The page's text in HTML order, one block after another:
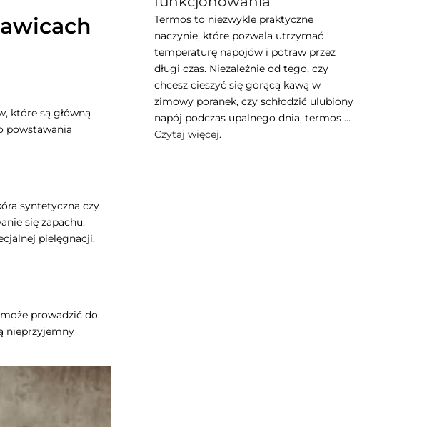
które są główną
powstawania
syntetyczna czy
się zapachu.
pielęgnacji.
prowadzić do
nieprzyjemny
Termos to niezwykle praktyczne
naczynie, które pozwala utrzymać
temperaturę napojów i potraw przez
długi czas. Niezależnie od tego, czy
chcesz cieszyć się gorącą kawą w
zimowy poranek, czy schłodzić ulubiony
napój podczas upalnego dnia, termos …
Czytaj więcej.